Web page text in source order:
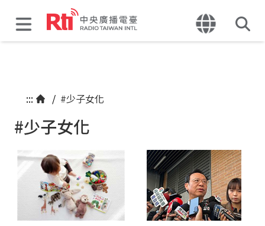
::: / #少子女化
#少子女化